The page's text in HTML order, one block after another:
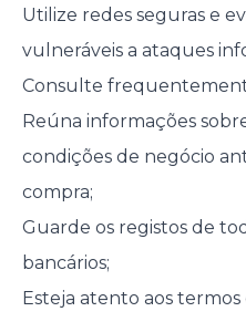
Utilize redes seguras e
vulneráveis a ataques
Consulte
Reúna informações
condições de negócio
compra;
Guarde os registos de
bancários;
Esteja atento aos termos